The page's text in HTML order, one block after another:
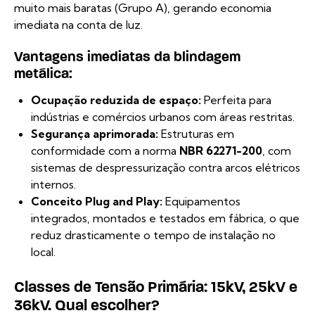
muito mais baratas (Grupo A), gerando economia
imediata na conta de luz.
Vantagens imediatas da blindagem
metálica:
Ocupação reduzida de espaço: Perfeita para
indústrias e comércios urbanos com áreas restritas.
Segurança aprimorada: Estruturas em
conformidade com a norma NBR 62271-200, com
sistemas de despressurização contra arcos elétricos
internos.
Conceito Plug and Play: Equipamentos
integrados, montados e testados em fábrica, o que
reduz drasticamente o tempo de instalação no
local.
Classes de Tensão Primária: 15kV, 25kV e
36kV. Qual escolher?